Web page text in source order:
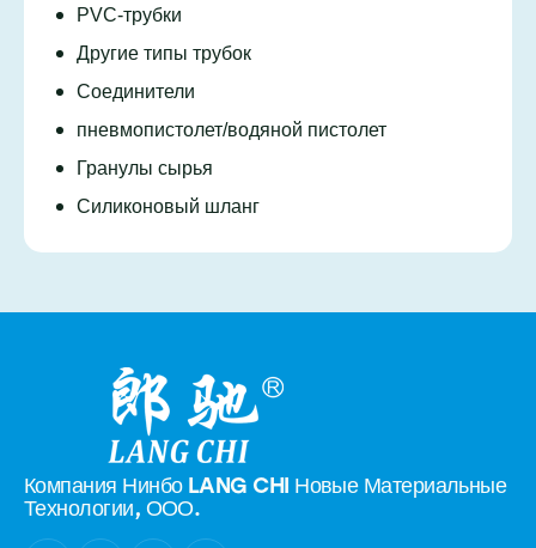
PVC-трубки
Другие типы трубок
Соединители
пневмопистолет/водяной пистолет
Гранулы сырья
Силиконовый шланг
Компания Нинбо LANG CHI Новые Материальные
Технологии, ООО.